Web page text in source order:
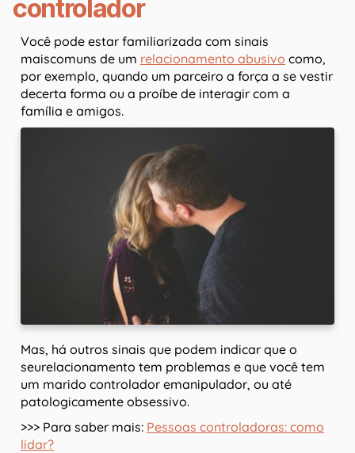
controlador
Você pode estar familiarizada com sinais
maiscomuns de um relacionamento abusivo como,
por exemplo, quando um parceiro a força a se vestir
decerta forma ou a proíbe de interagir com a
família e amigos.
Mas, há outros sinais que podem indicar que o
seurelacionamento tem problemas e que você tem
um marido controlador emanipulador, ou até
patologicamente obsessivo.
>>> Para saber mais: Pessoas controladoras: como
lidar?